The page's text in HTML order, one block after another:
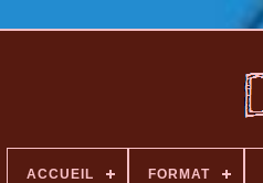
ACCUEIL FORMAT